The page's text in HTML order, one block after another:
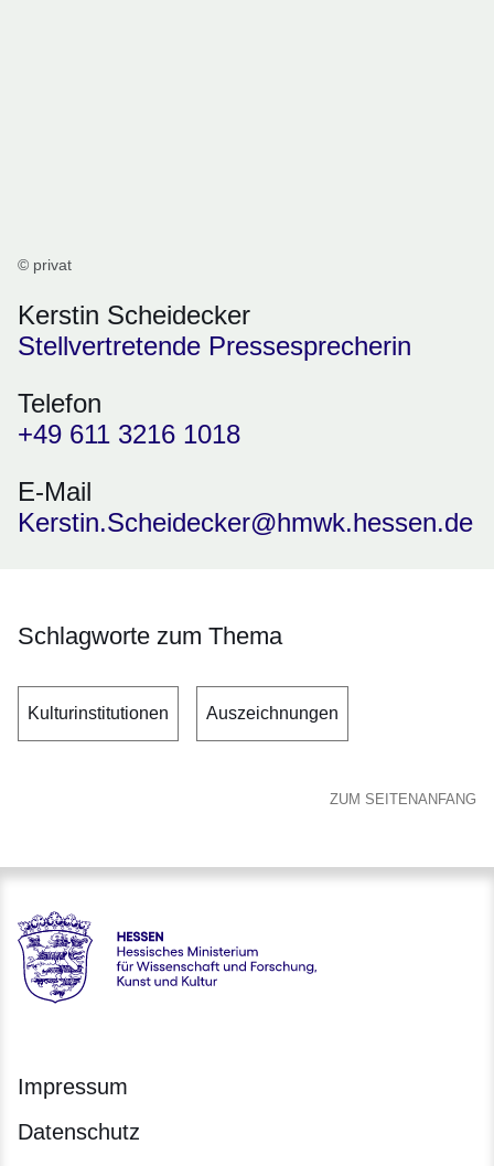
© privat
Kerstin Scheidecker
Stellvertretende Pressesprecherin
Telefon
+49 611 3216 1018
E-Mail
Kerstin.Scheidecker@hmwk.hessen.de
Schlagworte zum Thema
Kulturinstitutionen Auszeichnungen
ZUM SEITENANFANG
Hessen - Hessisches Ministerium für Wissenschaft und
Impressum
Datenschutz